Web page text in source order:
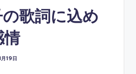
歌詞に込め
情
19日